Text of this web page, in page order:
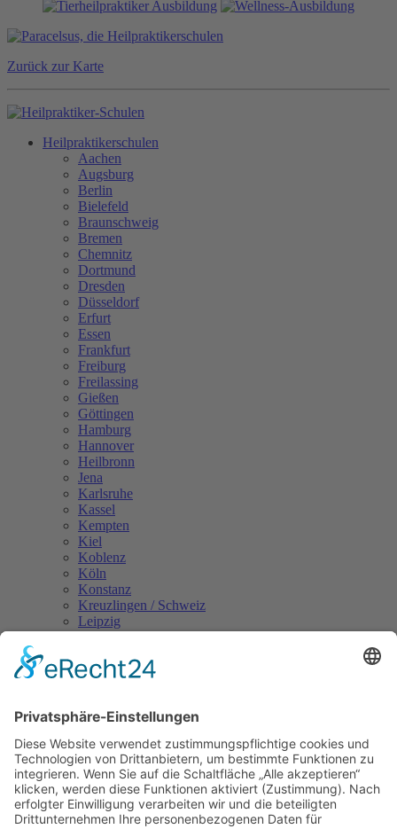
Zurück zur Karte
Heilpraktikerschulen
Aachen
Augsburg
Berlin
Bielefeld
Braunschweig
Bremen
Chemnitz
Dortmund
Dresden
Düsseldorf
Erfurt
Essen
Frankfurt
Freiburg
Freilassing
Gießen
Göttingen
Hamburg
Hannover
Heilbronn
Jena
Karlsruhe
Kassel
Kempten
Kiel
Koblenz
Köln
Konstanz
Kreuzlingen / Schweiz
Leipzig
Magdeburg
Mönchengladbach
Münster
Nürnberg
Oldenburg
Osnabrück
Passau